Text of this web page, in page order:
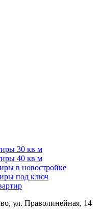
30 кв м
40 кв м
в новостройке
под ключ
ул. Праволинейная, 14